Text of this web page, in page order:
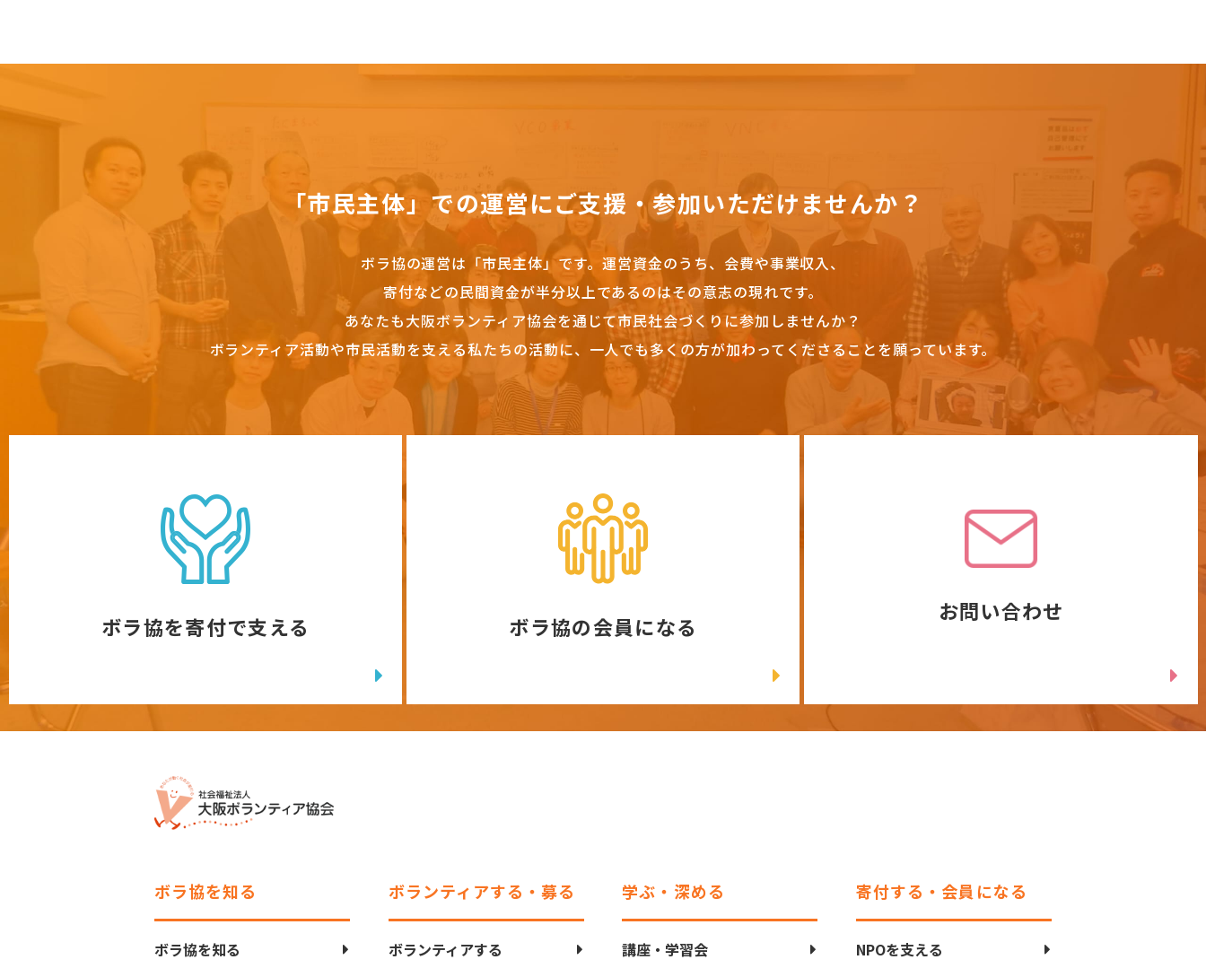
「市民主体」での運営にご支援・参加いただけませんか？
ボラ協の運営は「市民主体」です。 運営資金のうち、会費や事業収入、
寄付などの民間資金が半分以上であるのはその意志の現れです。
あなたも大阪ボランティア協会を通じて市民社会づくりに参加しませんか？
ボランティア活動や市民活動を支える私たちの活動に、一人でも多くの方が加わってくださることを願っています。
ボラ協を寄付で支える ボラ協の会員になる
お問い合わせ
ボラ協を知る
ボラ協を知る
ボランティアする・募る
ボランティアする
学ぶ・深める
講座・学習会
寄付する・会員になる
NPOを支える